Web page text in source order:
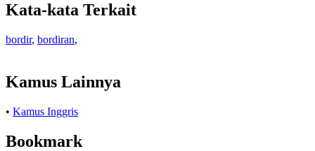
Kata-kata Terkait
bordir, bordiran,
Kamus Lainnya
• Kamus Inggris
Bookmark